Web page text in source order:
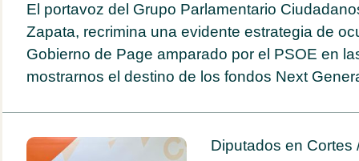
El portavoz del Grupo Parlamentario
Zapata, recrimina una evidente estrategia de
Gobierno de Page amparado por el PSOE en
mostrarnos el destino de los fondos Next
Diputados en Cortes